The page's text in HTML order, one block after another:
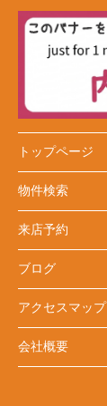
トップページ
物件検索
来店予約
ブログ
アクセスマップ
会社概要